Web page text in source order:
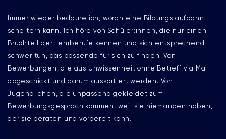
Immer wieder bedaure ich, woran eine Bildungslaufbahn
scheitern kann. Ich höre von Schüler:innen, die nur einen
Bruchteil der Lehrberufe kennen und sich entsprechend
schwer tun, das passende für sich zu finden. Von
Bewerbungen, die aus Unwissenheit ohne Betreff via Mail
abgeschickt und darum aussortiert werden. Von
Jugendlichen, die unpassend gekleidet zum
Bewerbungsgespräch kommen, weil sie niemanden haben,
der sie beraten und vorbereit kann.